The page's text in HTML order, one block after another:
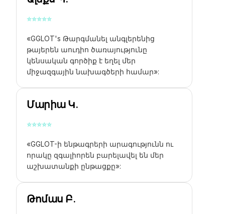
⭐⭐⭐⭐⭐
«GGLOT's Թարգմանել անգլերենից
թայերեն աուդիոծառայությունը
կենսական գործիք է եղել մեր
միջազգային նախագծերի համար»:
Մարիա Կ.
⭐⭐⭐⭐⭐
«GGLOT-ի ենթագրերի արագությունն ու
որակը զգալիորեն բարելավել են մեր
աշխատանքի ընթացքը»:
Թոմաս Բ.